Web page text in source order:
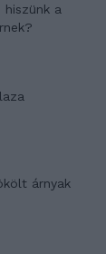
a
árnyak